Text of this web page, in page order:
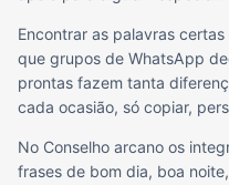
Encontrar as palavras
que grupos de WhatsApp
prontas fazem tanta
cada ocasião, só copiar,
No Conselho arcano os
frases de bom dia, boa